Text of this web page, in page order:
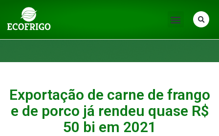
Exportação de carne de frango
e de porco já rendeu quase R$
50 bi em 2021